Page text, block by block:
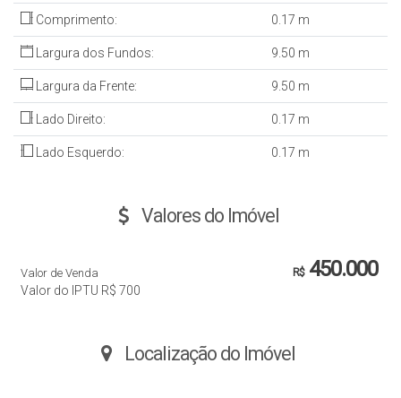
Comprimento: 0.17 m
Largura dos Fundos: 9.50 m
Largura da Frente: 9.50 m
Lado Direito: 0.17 m
Lado Esquerdo: 0.17 m
Valores do Imóvel
R$450.000
Valor de Venda
Valor do IPTU R$ 700
Localização do Imóvel